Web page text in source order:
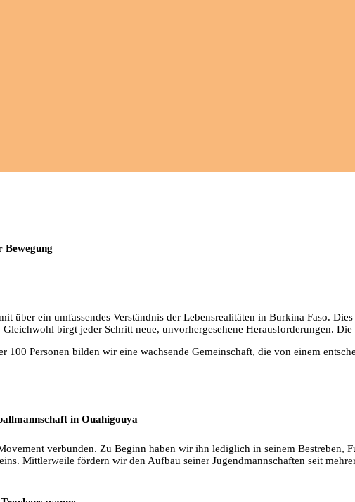
Bewegung
über ein umfassendes Verständnis der Lebensrealitäten in Burkina Faso.
birgt jeder Schritt neue, unvorhergesehene Herausforderungen.
100 Personen bilden wir eine wachsende Gemeinschaft, die von einem
in Ouahigouya
verbunden. Zu Beginn haben wir ihn lediglich in seinem Bestreben,
Mittlerweile fördern wir den Aufbau seiner Jugendmannschaften seit